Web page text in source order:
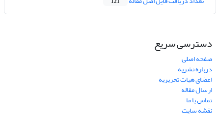
دسترسی سریع
صفحه اصلی
درباره نشریه
اعضای هیات تحریریه
ارسال مقاله
تماس با ما
نقشه سایت